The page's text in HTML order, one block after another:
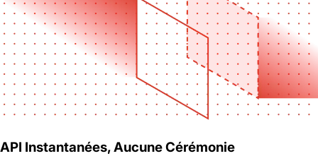
API Instantanées, Aucune Cérémonie